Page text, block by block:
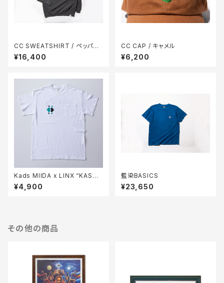
CC SWEATSHIRT / ペッパー
(黒)
¥16,400
CC CAP / キャメル
¥6,200
Kads MIIDA x LINX “KASUR
IGARA”T-Shirts (White)
¥4,900
藍染BASICS
¥23,650
その他の商品